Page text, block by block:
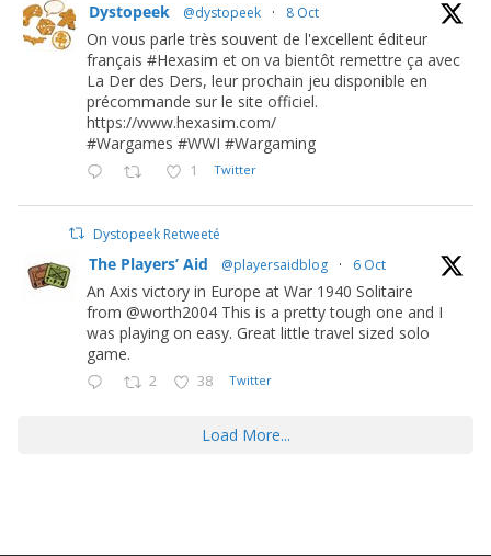
Dystopeek @dystopeek · 8 Oct
On vous parle très souvent de l'excellent éditeur
français #Hexasim et on va bientôt remettre ça avec
La Der des Ders, leur prochain jeu disponible en
précommande sur le site officiel.
https://www.hexasim.com/
#Wargames #WWI #Wargaming
1 Twitter
Dystopeek Retweeté
The Players’ Aid @playersaidblog · 6 Oct
An Axis victory in Europe at War 1940 Solitaire
from @worth2004 This is a pretty tough one and I
was playing on easy. Great little travel sized solo
game.
2 38 Twitter
Load More...